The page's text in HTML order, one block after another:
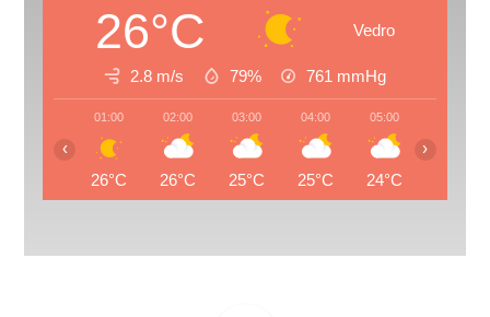
26°C Vedro
2.8 m/s 79% 761 mmHg
01:00
26°C
02:00
26°C
03:00
25°C
04:00
25°C
05:00
24°C
‹ ›